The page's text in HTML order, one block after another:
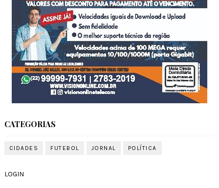
CATEGORIAS
CIDADES FUTEBOL JORNAL POLÍTICA
LOGIN